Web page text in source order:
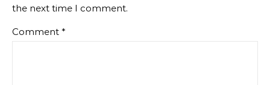
the next time I comment.
Comment *